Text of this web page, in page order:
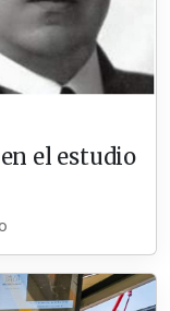
el estudio